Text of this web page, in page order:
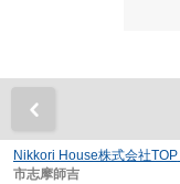
Nikkori House株式会社TOP
市志摩師吉